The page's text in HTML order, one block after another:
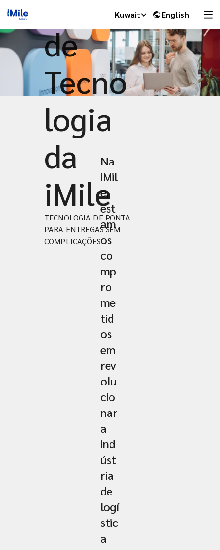
Kuwait English
de
Tecno
logia
da
iMile
TECNOLOGIA DE PONTA
PARA ENTREGAS SEM
COMPLICAÇÕES
Na
iMil
e,
est
am
os
co
mp
ro
me
tid
os
em
rev
olu
cio
nar
a
ind
úst
ria
de
logí
stic
a
iMile Chat